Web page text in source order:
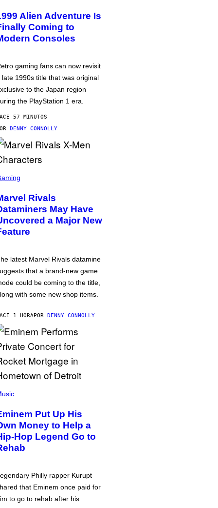
Alien Adventure Is
Coming to
Consoles
gaming fans can now revisit
late 1990s title that was original
to the Japan region
the PlayStation 1 era.
57 MINUTOS
DENNY CONNOLLY
Rivals
May Have
a Major New
latest Marvel Rivals datamine
that a brand-new game
could be coming to the title,
with some new shop items.
1 HORAPOR DENNY CONNOLLY
Put Up His
Money to Help a
Hop Legend Go to
Philly rapper Kurupt
that Eminem once paid for
to go to rehab after his